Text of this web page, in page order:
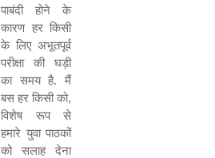
पाबंदी होने के
कारण हर किसी
के लिए अभूतपूर्व
परीक्षा की घड़ी
का समय है. मैं
बस हर किसी को,
विशेष रूप से
हमारे युवा पाठकों
को सलाह देना